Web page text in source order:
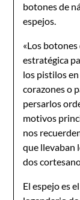
botones de
espejos.
«Los
estratégica
los pistilos
corazones o
persarlos
motivos
nos
que llevaban
dos
El espejo es